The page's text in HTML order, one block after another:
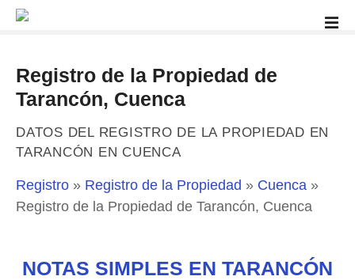
Registro de la Propiedad de
Tarancón, Cuenca
DATOS DEL REGISTRO DE LA PROPIEDAD EN
TARANCÓN EN CUENCA
Registro » Registro de la Propiedad » Cuenca »
Registro de la Propiedad de Tarancón, Cuenca
NOTAS SIMPLES EN TARANCÓN